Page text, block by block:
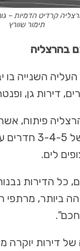
קרדיט הדמיות –
תימור שוורץ
בהרצליה
השנייה בו
פיתוח,
בו יבנו דירות
לים.
כל הדירות
ביותר,
של דירות יוקרה